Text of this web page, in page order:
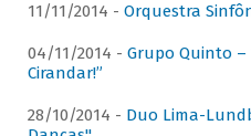
11/11/2014 - Orquestra
04/11/2014 - Grupo Quinto –
Cirandar!”
28/10/2014 - Duo Lima-